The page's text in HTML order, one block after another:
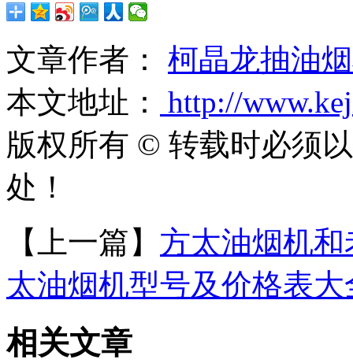
文章作者： 柯晶龙抽油
本文地址：
http://
版权所有 © 转载时必须
处！
【上一篇】 方太油烟机
太油烟机型号及价格表大
相关文章